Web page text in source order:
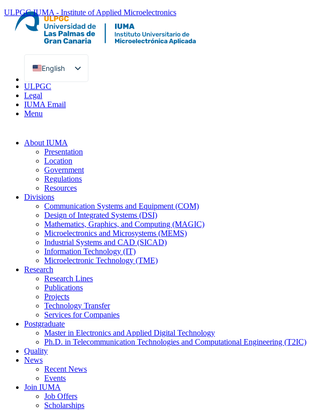
ULPGC IUMA - Institute of Applied Microelectronics
English
Spanish
ULPGC
Legal
IUMA Email
Menu
About IUMA
Presentation
Location
Government
Regulations
Resources
Divisions
Communication Systems and Equipment (COM)
Design of Integrated Systems (DSI)
Mathematics, Graphics, and Computing (MAGIC)
Microelectronics and Microsystems (MEMS)
Industrial Systems and CAD (SICAD)
Information Technology (IT)
Microelectronic Technology (TME)
Research
Research Lines
Publications
Projects
Technology Transfer
Services for Companies
Postgraduate
Master in Electronics and Applied Digital Technology
Ph.D. in Telecommunication Technologies and Computational Engineering (T2IC)
Quality
News
Recent News
Events
Join IUMA
Job Offers
Scholarships